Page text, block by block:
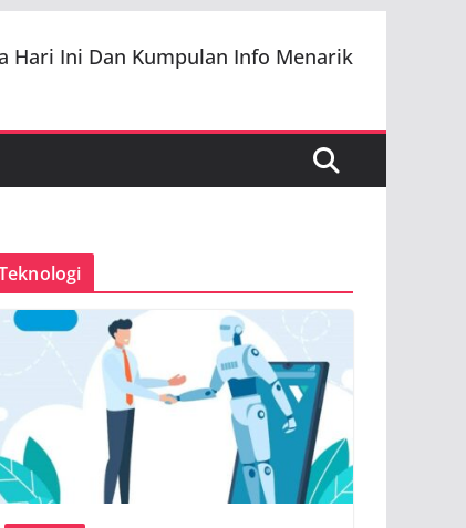
Hari Ini Dan Kumpulan Info Menarik